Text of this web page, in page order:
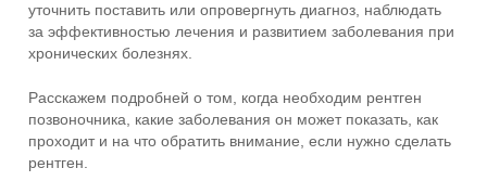
уточнить поставить или опровергнуть диагноз, наблюдать
за эффективностью лечения и развитием заболевания при
хронических болезнях.
Расскажем подробней о том, когда необходим рентген
позвоночника, какие заболевания он может показать, как
проходит и на что обратить внимание, если нужно сделать
рентген.